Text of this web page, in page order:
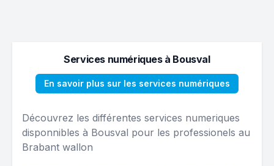
Services numériques à Bousval
En savoir plus sur les services numériques
Découvrez les différentes services numeriques
disponnibles à Bousval pour les professionels au
Brabant wallon